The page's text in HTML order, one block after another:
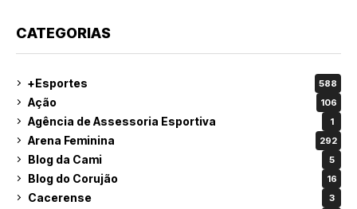
CATEGORIAS
+Esportes 588
Ação 106
Agência de Assessoria Esportiva 1
Arena Feminina 292
Blog da Cami 5
Blog do Corujão 16
Cacerense 3